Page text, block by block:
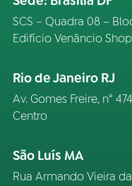
SCS – Quadra 08 –
Edifício Venâncio
Rio de Janeiro RJ
Av. Gomes Freire, n° 474
Centro
São Luís MA
Rua Armando Vieira da